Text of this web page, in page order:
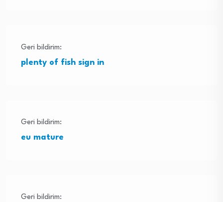
Geri bildirim:
plenty of fish sign in
Geri bildirim:
eu mature
Geri bildirim: